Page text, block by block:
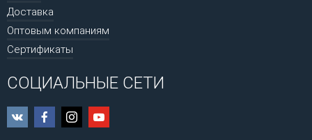
Доставка
Оптовым компаниям
Сертификаты
СОЦИАЛЬНЫЕ СЕТИ